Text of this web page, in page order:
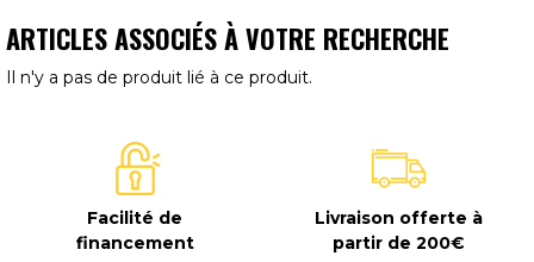
ARTICLES ASSOCIÉS À VOTRE RECHERCHE
Il n'y a pas de produit lié à ce produit.
Facilité de
financement
Livraison offerte à
partir de 200€